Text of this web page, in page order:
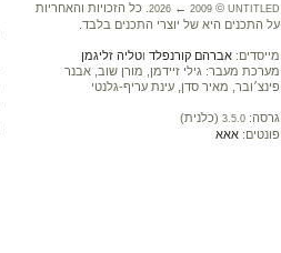
2026 ← 2009 © UNTITLED
. כל הזכויות והאחריות
על התכנים היא של יוצרי התכנים בלבד.
מייסדים: אברהם קורנפלד וטליה זליגמן
מערכת מעבר: גילי זיידמן, מורן שוב, אבנר
פינצ׳ובר, מאיר סדן, עינת עריף-גלנטי
גרסה: 3.5.0 (כלנית)
פונטים: אאא